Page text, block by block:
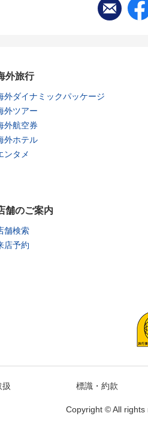
外旅行
外ダイナミックパッケージ
外ツアー
外航空券
外ホテル
ンタメ
舗のご案内
舗検索
店予約
扱 標識・約款
Copyright © All rights